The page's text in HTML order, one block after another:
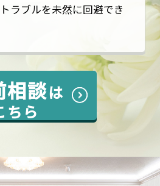
ラブルを未然に回避でき
相談は
ちら